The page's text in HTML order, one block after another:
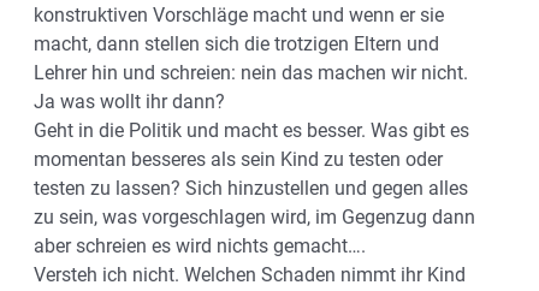
konstruktiven Vorschläge macht und wenn er sie
macht, dann stellen sich die trotzigen Eltern und
Lehrer hin und schreien: nein das machen wir nicht.
Ja was wollt ihr dann?
Geht in die Politik und macht es besser. Was gibt es
momentan besseres als sein Kind zu testen oder
testen zu lassen? Sich hinzustellen und gegen alles
zu sein, was vorgeschlagen wird, im Gegenzug dann
aber schreien es wird nichts gemacht….
Versteh ich nicht. Welchen Schaden nimmt ihr Kind